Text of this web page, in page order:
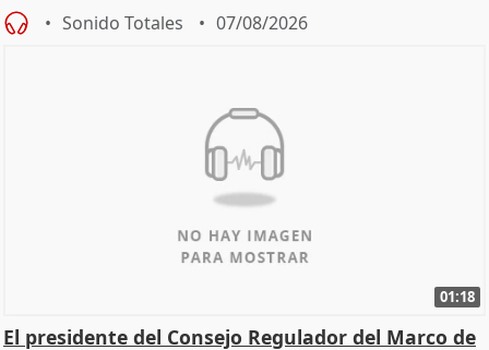
Sonido Totales 07/08/2026
01:18
El presidente del Consejo Regulador del Marco de